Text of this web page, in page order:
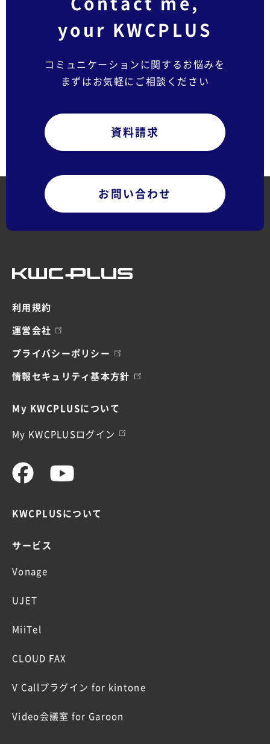
your KWCPLUS
コミュニケーションに関するお悩みを
まずはお気軽にご相談ください
資料請求
お問い合わせ
利用規約
運営会社
プライバシーポリシー
情報セキュリティ基本方針
My KWCPLUSについて
My KWCPLUSログイン
KWCPLUSについて
サービス
Vonage
UJET
MiiTel
CLOUD FAX
V Callプラグイン for kintone
Video会議室 for Garoon